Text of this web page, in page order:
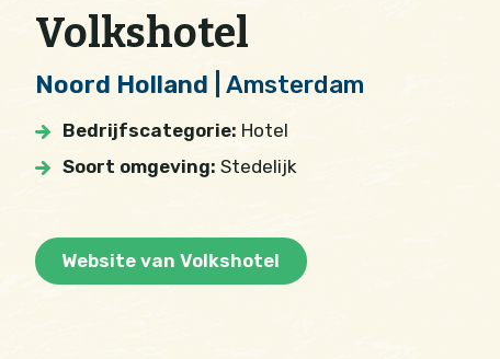
Volkshotel
Noord Holland | Amsterdam
Bedrijfscategorie: Hotel
Soort omgeving: Stedelijk
Website van Volkshotel